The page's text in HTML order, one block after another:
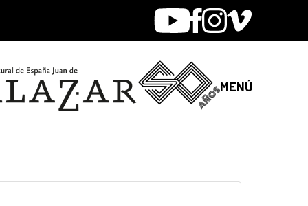
YoutubeFacebook
Instagram
Vimeo
MENÚ